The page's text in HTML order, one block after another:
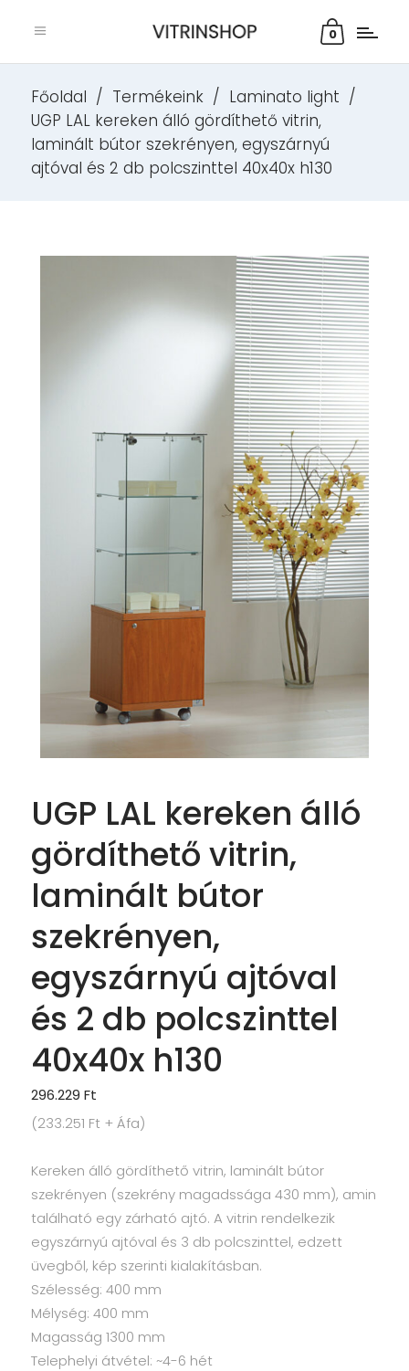
0
Főoldal / Termékeink / Laminato light /
UGP LAL kereken álló gördíthető vitrin,
laminált bútor szekrényen, egyszárnyú
ajtóval és 2 db polcszinttel 40x40x h130
UGP LAL kereken álló
gördíthető vitrin,
laminált bútor
szekrényen,
egyszárnyú ajtóval
és 2 db polcszinttel
40x40x h130
296.229 Ft
(233.251 Ft + Áfa)
Kereken álló gördíthető vitrin, laminált bútor
szekrényen (szekrény magadssága 430 mm), amin
található egy zárható ajtó. A vitrin rendelkezik
egyszárnyú ajtóval és 3 db polcszinttel, edzett
üvegből, kép szerinti kialakításban.
Szélesség: 400 mm
Mélység: 400 mm
Magasság 1300 mm
Telephelyi átvétel: ~4-6 hét